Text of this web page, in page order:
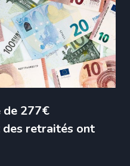
de 277€
retraités ont